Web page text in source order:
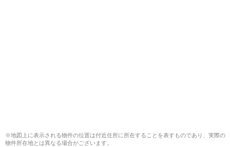
※地図上に表示される物件の位置は付近住所に所在することを表すものであり、実際の
物件所在地とは異なる場合がございます。